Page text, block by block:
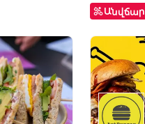
Անվճար